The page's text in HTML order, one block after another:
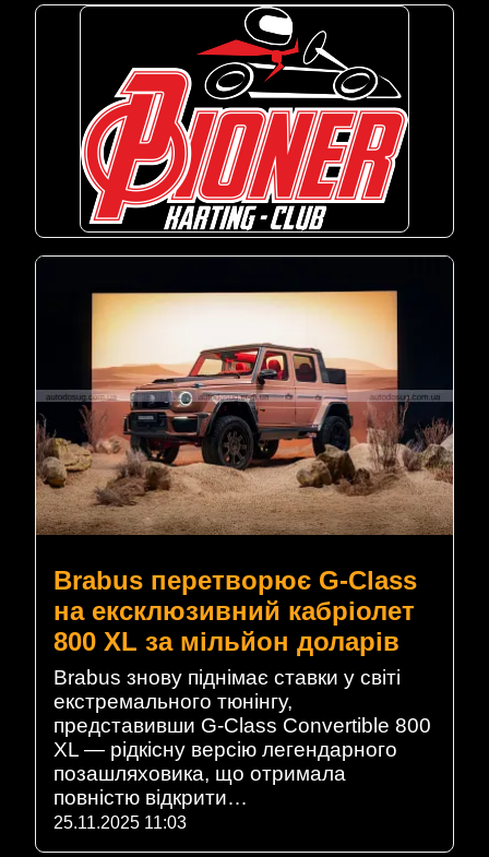
Brabus перетворює G-Class
на ексклюзивний кабріолет
800 XL за мільйон доларів
Brabus знову піднімає ставки у світі
екстремального тюнінгу,
представивши G-Class Convertible 800
XL — рідкісну версію легендарного
позашляховика, що отримала
повністю відкрити…
25.11.2025 11:03